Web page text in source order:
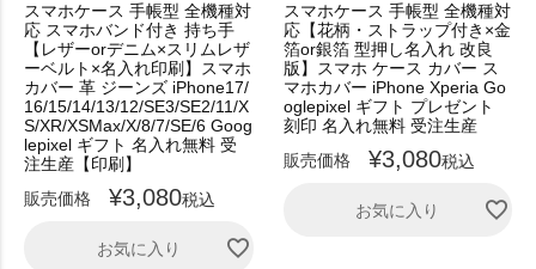
スマホケース 手帳型 全機種対
応 スマホバンド付き 持ち手
【レザーorデニム×スリムレザ
ーベルト×名入れ印刷】スマホ
カバー 革 ジーンズ iPhone17/
16/15/14/13/12/SE3/SE2/11/X
S/XR/XSMax/X/8/7/SE/6 Goog
lepixel ギフト 名入れ無料 受
注生産【印刷】
販売価格
¥3,080税込
お気に入り
スマホケース 手帳型 全機種対
応【花柄・ストラップ付き×金
箔or銀箔 型押し名入れ 改良
版】スマホ ケース カバー ス
マホカバー iPhone Xperia Go
oglepixel ギフト プレゼント
刻印 名入れ無料 受注生産
販売価格
¥3,080税込
お気に入り